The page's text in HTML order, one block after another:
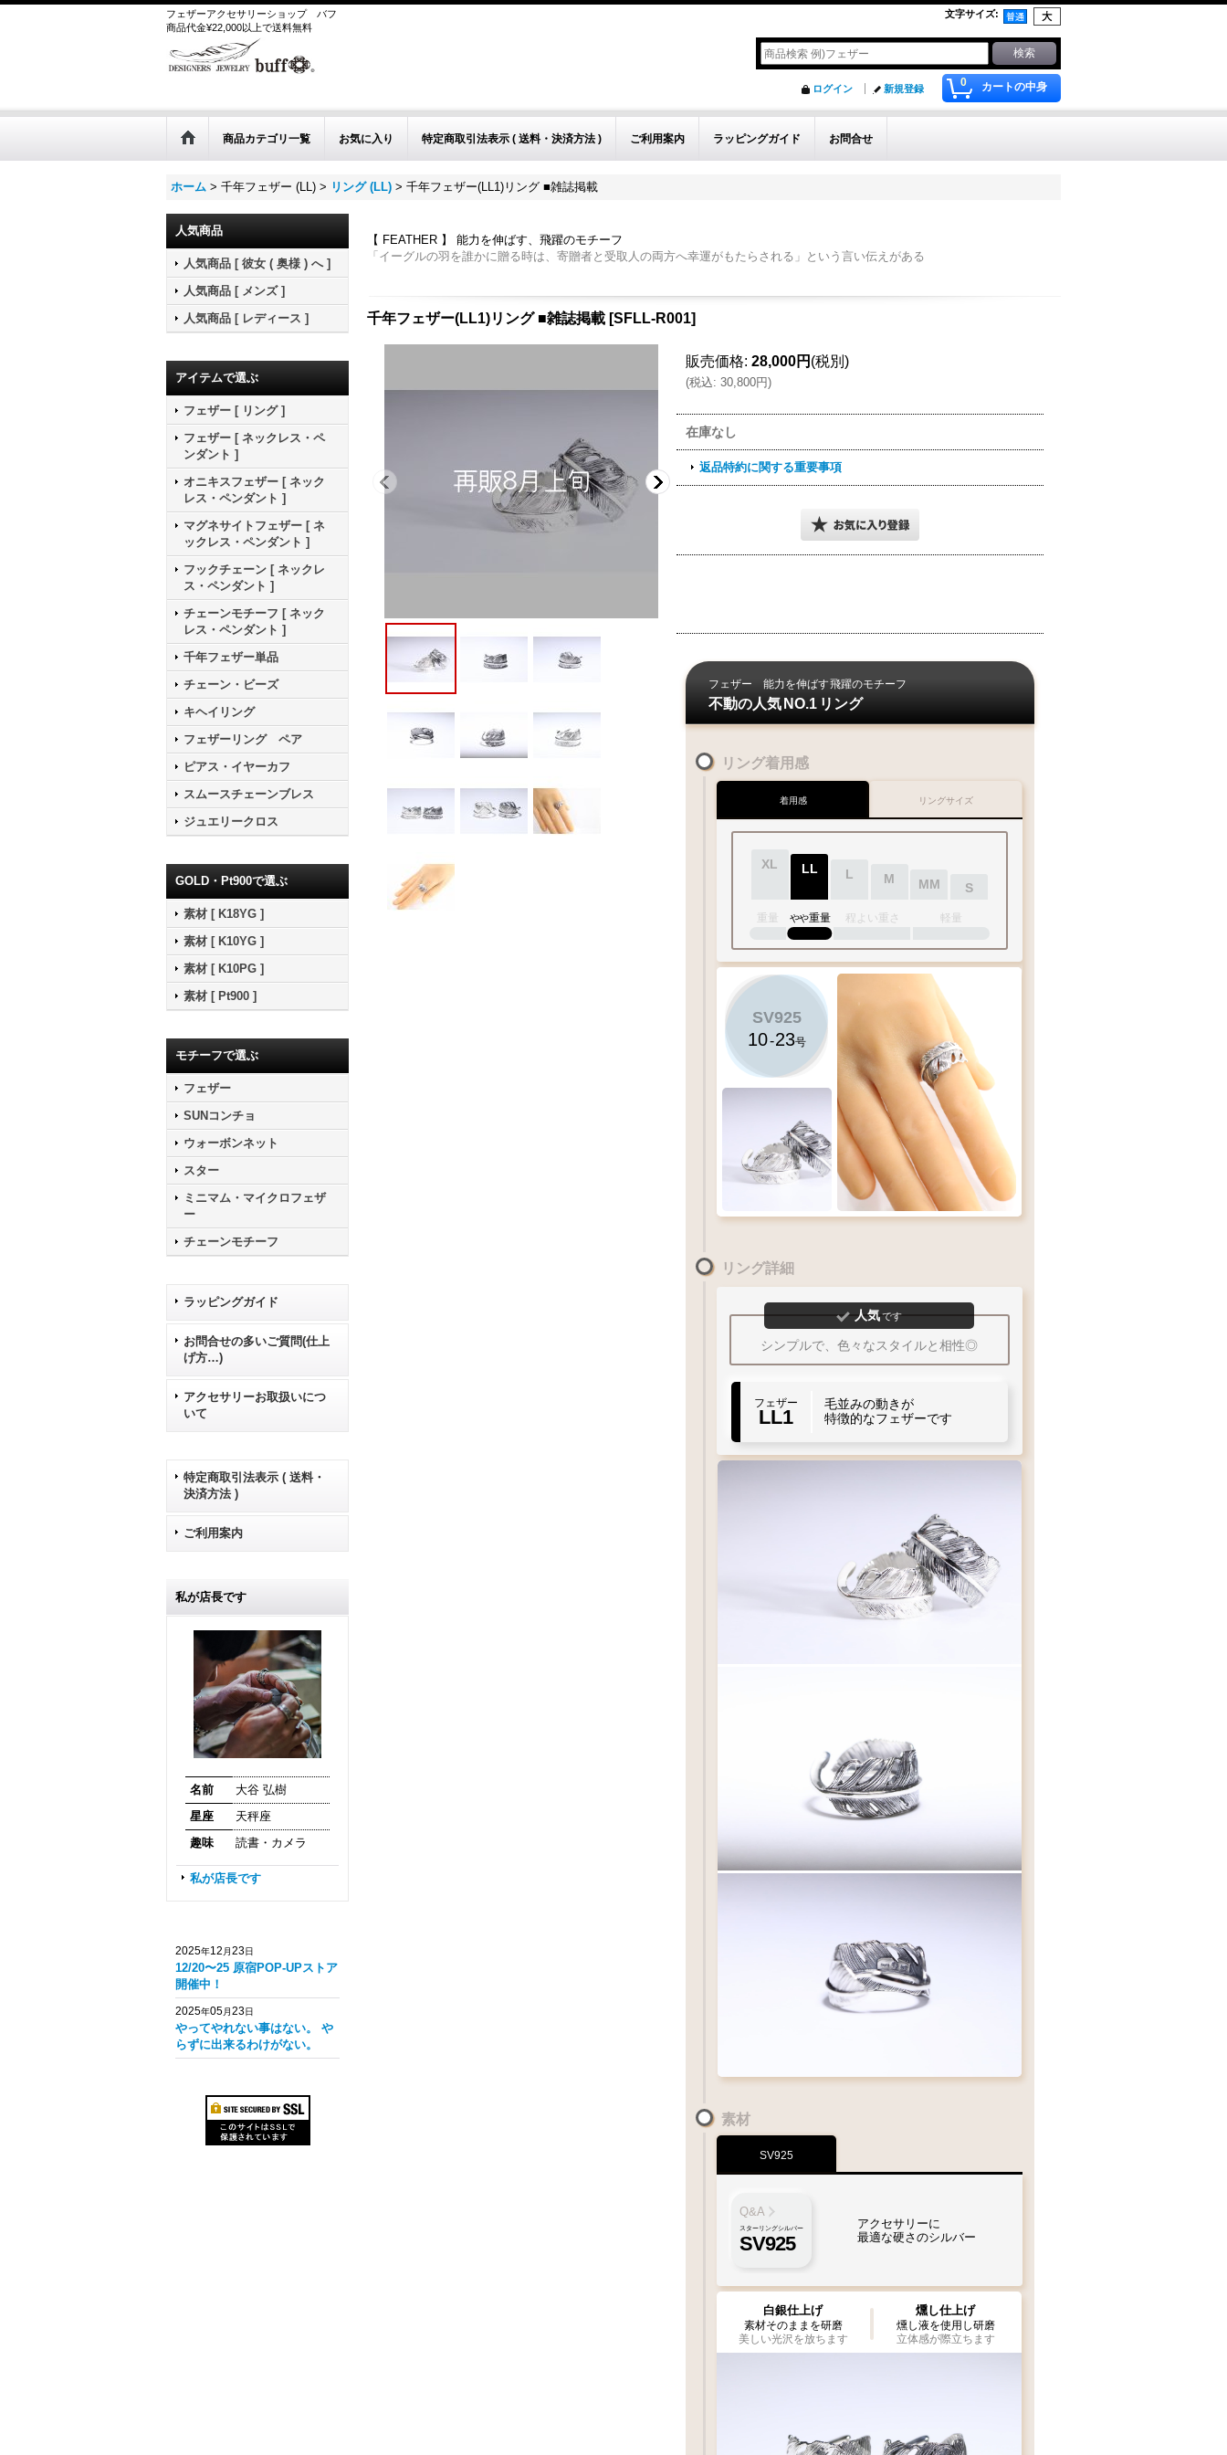
フェザーアクセサリーショップ
バフ
商品代金¥22,000以上で送料無料
文字サイズ:
0 カートの中身
ログイン 新規登録
商品カテゴリ一覧 お気に入り 特定商取引法表示 ( 送料・決済方法 ) ご利用案内 ラッピングガイド お問合せ
ホーム > 千年フェザー (LL) > リング (LL) > 千年フェザー(LL1)リング ■雑誌掲載
人気商品
人気商品 [ 彼女 ( 奥様 ) へ ]
人気商品 [ メンズ ]
人気商品 [ レディース ]
アイテムで選ぶ
フェザー [ リング ]
フェザー [ ネックレス・ペ
ンダント ]
オニキスフェザー [ ネック
レス・ペンダント ]
マグネサイトフェザー [ ネ
ックレス・ペンダント ]
フックチェーン [ ネックレ
ス・ペンダント ]
チェーンモチーフ [ ネック
レス・ペンダント ]
千年フェザー単品
チェーン・ビーズ
キヘイリング
フェザーリング ペア
ピアス・イヤーカフ
スムースチェーンブレス
ジュエリークロス
GOLD・Pt900で選ぶ
素材 [ K18YG ]
素材 [ K10YG ]
素材 [ K10PG ]
素材 [ Pt900 ]
モチーフで選ぶ
フェザー
SUNコンチョ
ウォーボンネット
スター
ミニマム・マイクロフェザ
ー
チェーンモチーフ
ラッピングガイド
お問合せの多いご質問(仕上
げ方…)
アクセサリーお取扱いにつ
いて
特定商取引法表示 ( 送料・
決済方法 )
ご利用案内
私が店長です
名前
大谷 弘樹
星座
天秤座
趣味
読書・カメラ
私が店長です
2025年12 月23日
12/20〜25 原宿POP-UPストア
開催中！
2025年05月23日
やってやれない事はない。 や
らずに出来るわけがない。
【 FEATHER 】 能力を伸ばす、飛躍のモチーフ
「イーグルの羽を誰かに贈る時は、寄贈者と受取人の両方へ幸運がもたらされる」という言い伝えがある
千年フェザー(LL1)リング ■雑誌掲載 [SFLL-R001]
販売価格: 28,000円 (税別)
(税込: 30,800円)
在庫なし
返品特約に関する重要事項
フェザー 能力を伸ばす飛躍のモチーフ
不動の人気 NO.1 リング
リング着用感
着用感
XL LL L M MM S
重量 やや重量 程よい重さ 軽量
SV925
10-23号
リングサイズ
14
幅広
細幅
10 - 23
リングサイズガイド
リング詳細
人気です
シンプルで、色々なスタイルと相性◎
フェザー
LL1
毛並みの動きが
特徴的なフェザーです
素材
SV925
Q&A
スターリングシルバー
SV925
アクセサリーに
最適な硬さのシルバー
白銀仕上げ
素材そのままを研磨
美しい光沢を放ちます
燻し仕上げ
燻し液を使用し研磨
立体感が際立ちます